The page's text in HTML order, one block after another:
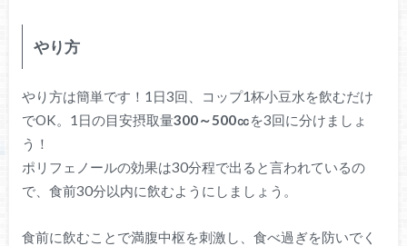
やり方
やり方は簡単です！1日3回、コップ1杯小豆水を飲むだけ
でOK。1日の目安摂取量300～500㏄を3回に分けましょ
う！
ポリフェノールの効果は30分程で出ると言われているの
で、食前30分以内に飲むようにしましょう。
食前に飲むことで満腹中枢を刺激し、食べ過ぎを防いでく